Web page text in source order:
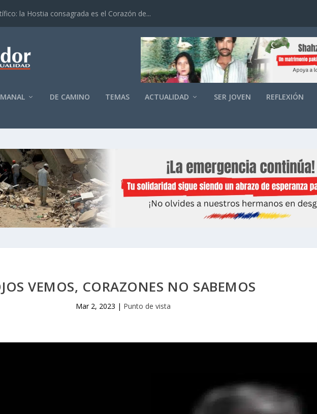
la Hostia consagrada es el Corazón de...
DE CAMINO TEMAS ACTUALIDAD SER JOVEN REFLEXIÓN
VEMOS, CORAZONES NO SABEMOS
Mar 2, 2023 | Punto de vista